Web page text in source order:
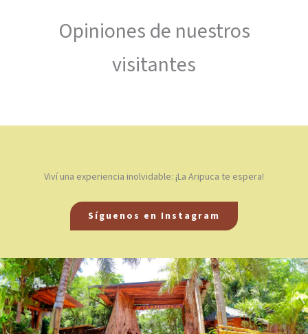
Opiniones de nuestros
visitantes
Viví una experiencia inolvidable: ¡La Aripuca te espera!
Síguenos en Instagram